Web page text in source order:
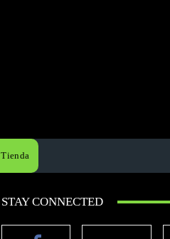
Tienda
STAY CONNECTED